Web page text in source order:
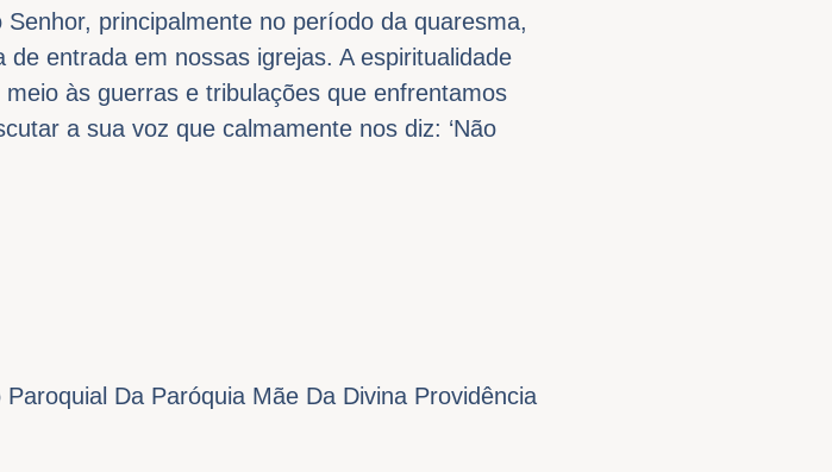
principalmente no período da quaresma,
entrada em nossas igrejas. A espiritualidade
às guerras e tribulações que enfrentamos
a sua voz que calmamente nos diz: ‘Não
Da Paróquia Mãe Da Divina Providência